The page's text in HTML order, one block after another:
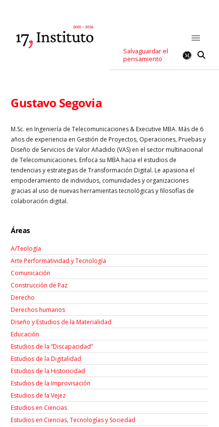
Salvaguardar el
pensamiento
Gustavo Segovia
M.Sc. en Ingeniería de Telecomunicaciones & Executive MBA. Más de 6
años de experiencia en Gestión de Proyectos, Operaciones, Pruebas y
Diseño de Servicios de Valor Añadido (VAS) en el sector multinacional
de Telecomunicaciones. Enfoca su MBA hacia el estudios de
tendencias y estrategias de Transformación Digital. Le apasiona el
empoderamiento de individuos, comunidades y organizaciones
gracias al uso de nuevas herramientas tecnológicas y filosofías de
colaboración digital.
Áreas
A/Teología
Arte Performatividad y Tecnología
Comunicación
Construcción de Paz
Derecho
Derechos humanos
Diseño y Estudios de la Materialidad
Educación
Estudios de la “Discapacidad”
Estudios de la Digitalidad
Estudios de la Historicidad
Estudios de la Improvisación
Estudios de la Vejez
Estudios en Ciencias
Estudios en Ciencias, Tecnologías y Sociedad